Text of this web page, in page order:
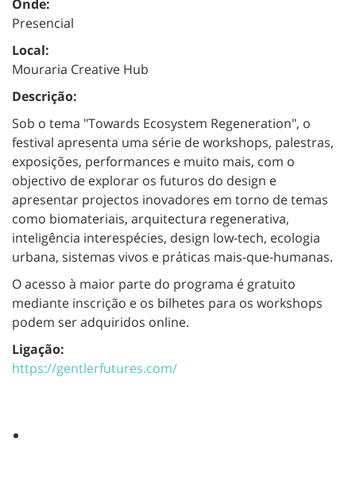
Onde:
Presencial
Local:
Mouraria Creative Hub
Descrição:
Sob o tema "Towards Ecosystem Regeneration", o
festival apresenta uma série de workshops, palestras,
exposições, performances e muito mais, com o
objectivo de explorar os futuros do design e
apresentar projectos inovadores em torno de temas
como biomateriais, arquitectura regenerativa,
inteligência interespécies, design low-tech, ecologia
urbana, sistemas vivos e práticas mais-que-humanas.
O acesso à maior parte do programa é gratuito
mediante inscrição e os bilhetes para os workshops
podem ser adquiridos online.
Ligação:
https://gentlerfutures.com/